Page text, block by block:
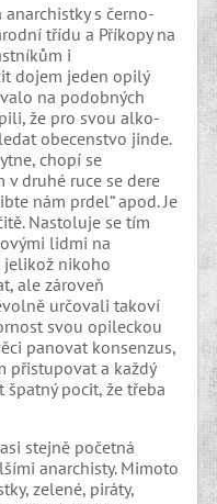
s černo-
třídu a Příkopy na
i
dojem jeden opilý
na podobných
že pro svou alko-
obecenstvo jinde.
chopí se
v druhé ruce se dere
nám prdel“ apod. Je
Nastoluje se tím
lidmi na
jelikož nikoho
ale zároveň
určovali takoví
svou opileckou
panovat konsenzus,
přistupovat a každý
pocit, že třeba
stejně početná
anarchisty. Mimoto
zelené, piráty,